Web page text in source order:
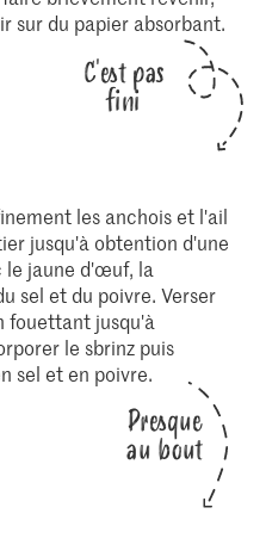
sur du papier absorbant.
C'est pas
fini
les anchois et l'ail
jusqu'à obtention d'une
le jaune d'œuf, la
sel et du poivre. Verser
fouettant jusqu'à
le sbrinz puis
sel et en poivre.
Presque
au bout